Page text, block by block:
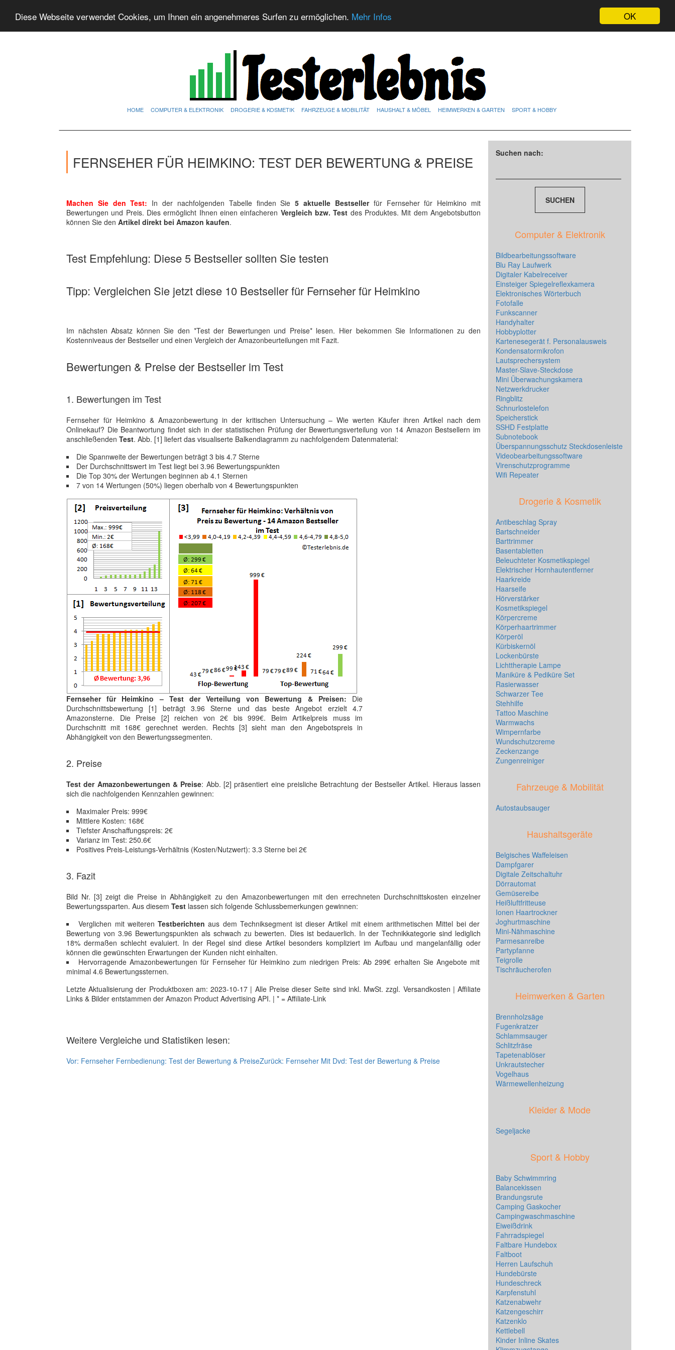
OK
Diese Webseite verwendet Cookies, um Ihnen ein angenehmeres Surfen zu ermöglichen. Mehr Infos
HOME COMPUTER & ELEKTRONIK DROGERIE & KOSMETIK FAHRZEUGE & MOBILITÄT HAUSHALT & MÖBEL HEIMWERKEN & GARTEN SPORT & HOBBY
FERNSEHER FÜR HEIMKINO: TEST DER BEWERTUNG & PREISE
Machen Sie den Test: In der nachfolgenden Tabelle finden Sie 5 aktuelle Bestsellerfür Fernseher für Heimkino mit
Bewertungen und Preis. Dies ermöglicht Ihnen einen einfacheren Vergleich bzw. Test des Produktes. Mit dem Angebotsbutton
können Sie den Artikel direkt bei Amazon kaufen.
Test Empfehlung: Diese 5 Bestseller sollten Sie testen
Tipp: Vergleichen Sie jetzt diese 10 Bestseller für Fernseher für Heimkino
Im nächsten Absatz können Sie den *Test der Bewertungen und Preise* lesen. Hier bekommen Sie Informationen zu den
Kostenniveaus der Bestseller und einen Vergleich der Amazonbeurteilungen mit Fazit.
Bewertungen & Preise der Bestseller im Test
1. Bewertungen im Test
Fernseher für Heimkino & Amazonbewertung in der kritischen Untersuchung – Wie werten Käufer ihren Artikel nach dem
Onlinekauf? Die Beantwortung findet sich in der statistischen Prüfung der Bewertungsverteilung von 14 Amazon Bestsellern im
anschließenden Test. Abb. [1] liefert das visualiserte Balkendiagramm zu nachfolgendem Datenmaterial:
Die Spannweite der Bewertungen beträgt 3 bis 4.7 Sterne
Der Durchschnittswert im Test liegt bei 3.96 Bewertungspunkten
Die Top 30% der Wertungen beginnen ab 4.1 Sternen
7 von 14 Wertungen (50%) liegen oberhalb von 4 Bewertungspunkten
Fernseher für Heimkino – Test der Verteilung von Bewertung & Preisen: Die
Durchschnittsbewertung [1] beträgt 3.96 Sterne und das beste Angebot erzielt 4.7
Amazonsterne. Die Preise [2] reichen von 2€ bis 999€. Beim Artikelpreis muss im
Durchschnitt mit 168€ gerechnet werden. Rechts [3] sieht man den Angebotspreis in
Abhängigkeit von den Bewertungssegmenten.
2. Preise
Test der Amazonbewertungen & Preise: Abb. [2] präsentiert eine preisliche Betrachtung der Bestseller Artikel. Hieraus lassen
sich die nachfolgenden Kennzahlen gewinnen:
Maximaler Preis: 999€
Mittlere Kosten: 168€
Tiefster Anschaffungspreis: 2€
Varianz im Test: 250.6€
Positives Preis-Leistungs-Verhältnis (Kosten/Nutzwert): 3.3 Sterne bei 2€
3. Fazit
Bild Nr. [3] zeigt die Preise in Abhängigkeit zu den Amazonbewertungen mit den errechneten Durchschnittskosten einzelner
Bewertungssparten. Aus diesem Test lassen sich folgende Schlussbemerkungen gewinnen:
Verglichen mit weiterenTestberichten aus dem Techniksegment ist dieser Artikel mit einem arithmetischen Mittel bei der
Bewertung von 3.96 Bewertungspunkten als schwach zu bewerten. Dies ist bedauerlich. In der Technikkategorie sind lediglich
18% dermaßen schlecht evaluiert. In der Regel sind diese Artikel besonders kompliziert im Aufbau und mangelanfällig oder
können die gewünschten Erwartungen der Kunden nicht einhalten.
Hervorragende Amazonbewertungen für Fernseher für Heimkino zum niedrigen Preis: Ab 299€ erhalten Sie Angebote mit
minimal 4.6 Bewertungssternen.
Letzte Aktualisierung der Produktboxen am: 2023-10-17 | Alle Preise dieser Seite sind inkl. MwSt. zzgl. Versandkosten | Affiliate
Links & Bilder entstammen der Amazon Product Advertising API. | * = Affiliate-Link
Weitere Vergleiche und Statistiken lesen:
Vor: Fernseher Fernbedienung: Test der Bewertung & PreiseZurück: Fernseher Mit Dvd: Test der Bewertung & Preise
Suchen nach:
Computer & Elektronik
Bildbearbeitungssoftware
Blu Ray Laufwerk
Digitaler Kabelreceiver
Einsteiger Spiegelreflexkamera
Elektronisches Wörterbuch
Fotofalle
Funkscanner
Handyhalter
Hobbyplotter
Kartenesegerät f. Personalausweis
Kondensatormikrofon
Lautsprechersystem
Master-Slave-Steckdose
Mini Überwachungskamera
Netzwerkdrucker
Ringblitz
Schnurlostelefon
Speicherstick
SSHD Festplatte
Subnotebook
Überspannungsschutz Steckdosenleiste
Videobearbeitungssoftware
Virenschutzprogramme
Wifi Repeater
Drogerie & Kosmetik
Antibeschlag Spray
Bartschneider
Barttrimmer
Basentabletten
Beleuchteter Kosmetikspiegel
Elektrischer Hornhautentferner
Haarkreide
Haarseife
Hörverstärker
Kosmetikspiegel
Körpercreme
Körperhaartrimmer
Körperöl
Kürbiskernöl
Lockenbürste
Lichttherapie Lampe
Maniküre & Pediküre Set
Rasierwasser
Schwarzer Tee
Stehhilfe
Tattoo Maschine
Warmwachs
Wimpernfarbe
Wundschutzcreme
Zeckenzange
Zungenreiniger
Fahrzeuge & Mobilität
Autostaubsauger
Haushaltsgeräte
Belgisches Waffeleisen
Dampfgarer
Digitale Zeitschaltuhr
Dörrautomat
Gemüsereibe
Heißluftfritteuse
Ionen Haartrockner
Joghurtmaschine
Mini-Nähmaschine
Parmesanreibe
Partypfanne
Teigrolle
Tischräucherofen
Heimwerken & Garten
Brennholzsäge
Fugenkratzer
Schlammsauger
Schlitzfräse
Tapetenablöser
Unkrautstecher
Vogelhaus
Wärmewellenheizung
Kleider & Mode
Segeljacke
Sport & Hobby
Baby Schwimmring
Balancekissen
Brandungsrute
Camping Gaskocher
Campingwaschmaschine
Eiweißdrink
Fahrradspiegel
Faltbare Hundebox
Faltboot
Herren Laufschuh
Hundebürste
Hundeschreck
Karpfenstuhl
Katzenabwehr
Katzengeschirr
Katzenklo
Kettlebell
Kinder Inline Skates